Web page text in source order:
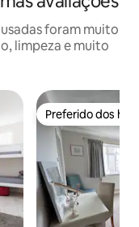
foram muito
limpeza e muito
Preferido dos
Preferido dos